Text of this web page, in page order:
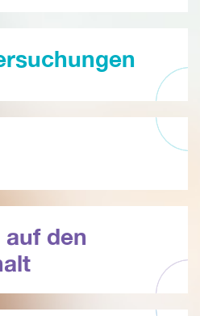
den